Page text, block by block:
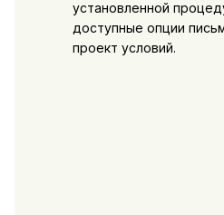
установленной
доступные опции
проект условий.